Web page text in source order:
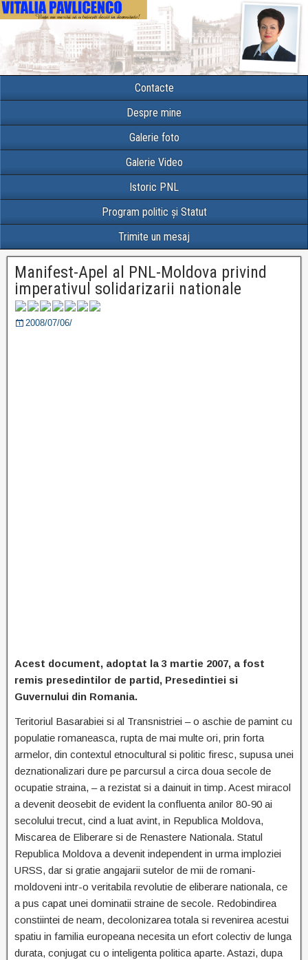
Contacte
Despre mine
Galerie foto
Galerie Video
Istoric PNL
Program politic și Statut
Trimite un mesaj
Manifest-Apel al PNL-Moldova privind
imperativul solidarizarii nationale
2008/07/06/
Acest document, adoptat la 3 martie 2007, a fost
remis presedintilor de partid, Presedintiei si
Guvernului din Romania.
Teritoriul Basarabiei si al Transnistriei – o aschie de pamint cu
populatie romaneasca, rupta de mai multe ori, prin forta
armelor, din contextul etnocultural si politic firesc, supusa unei
deznationalizari dure pe parcursul a circa doua secole de
ocupatie straina, – a rezistat si a dainuit in timp. Acest miracol
a devenit deosebit de evident la confluenta anilor 80-90 ai
secolului trecut, cind a luat avint, in Republica Moldova,
Miscarea de Eliberare si de Renastere Nationala. Statul
Republica Moldova a devenit independent in urma imploziei
URSS, dar si gratie angajarii sutelor de mii de romani-
moldoveni intr-o veritabila revolutie de eliberare nationala, ce
a pus capat unei dominatii straine de secole. Redobindirea
constiintei de neam, decolonizarea totala si revenirea acestui
spatiu in familia europeana necesita un efort colectiv de lunga
durata, conjugat cu o inteligenta politica aparte. Astazi, dupa